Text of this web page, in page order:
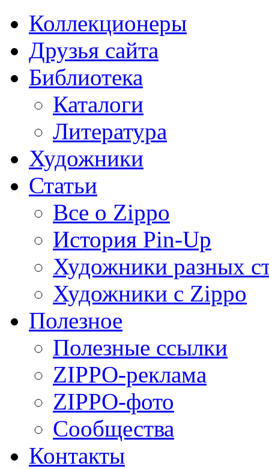
Коллекционеры
Друзья сайта
Библиотека
Каталоги
Литература
Художники
Статьи
Все о Zippo
История Pin-Up
Художники разных
Художники с Zippo
Полезное
Полезные ссылки
ZIPPO-реклама
ZIPPO-фото
Сообщества
Контакты